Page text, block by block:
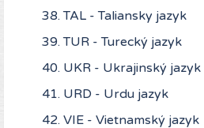
TAL - Taliansky jazyk
TUR - Turecký jazyk
UKR - Ukrajinský jazyk
URD - Urdu jazyk
VIE - Vietnamský jazyk